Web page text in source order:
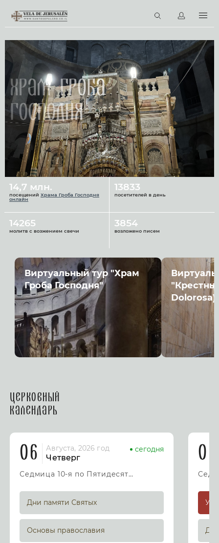
Виртуальные туры
Библиотека
Наши святыни
Новости
Церковный календарь
RU
Храм Гроба
Господня
14,7 млн.
посещений Храма Гроба Господня
онлайн
13833
посетителей в день
14265
молитв с возжением свечи
3854
возложено писем
Виртуальный тур "Храм
Гроба Господня"
Dolorosa)"
Церковный
календарь
06 Августа, 2026 год
Четверг
сегодня
Седмица 10-я по Пятидесятнице
Дни памяти Святых
Основы православия
07